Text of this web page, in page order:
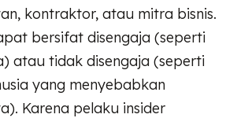
kontraktor, atau mitra bisnis.
bersifat disengaja (seperti
atau tidak disengaja (seperti
yang menyebabkan
Karena pelaku insider